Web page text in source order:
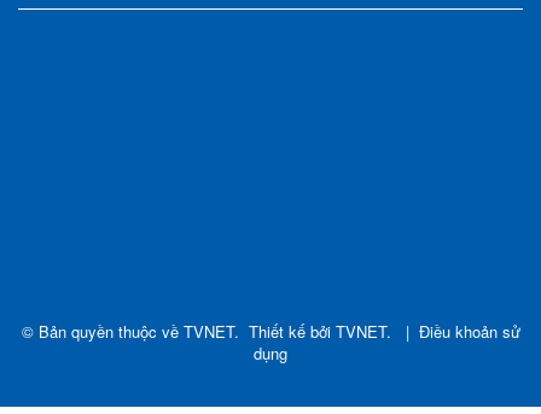
© Bản quyền thuộc về TVNET. Thiết kế bởi TVNET. | Điều khoản sử
dụng